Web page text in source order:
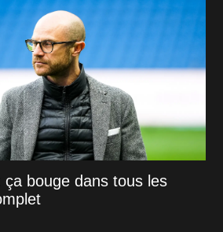
bouge dans tous les